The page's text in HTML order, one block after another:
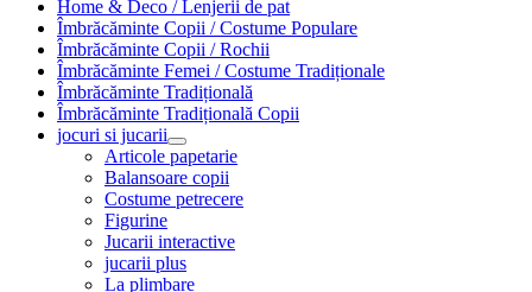
Home & Deco / Lenjerii de pat
Îmbrăcăminte Copii / Costume Populare
Îmbrăcăminte Copii / Rochii
Îmbrăcăminte Femei / Costume Tradiționale
Îmbrăcăminte Tradițională
Îmbrăcăminte Tradițională Copii
jocuri si jucarii
Articole papetarie
Balansoare copii
Costume petrecere
Figurine
Jucarii interactive
jucarii plus
La plimbare